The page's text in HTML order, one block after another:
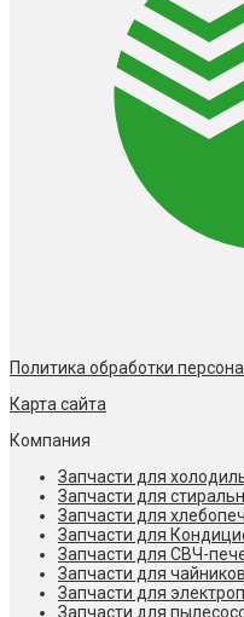
Политика обработки
Карта сайта
Компания
Запчасти для
Запчасти для
Запчасти для
Запчасти для
Запчасти для СВЧ-
Запчасти для чайников
Запчасти для
Запчасти для